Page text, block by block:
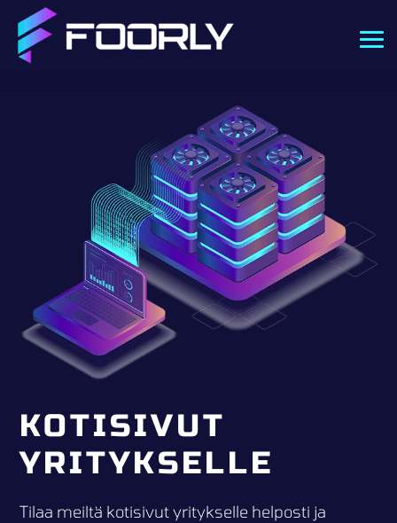
KOTISIVUT
YRITYKSELLE
Tilaa meiltä kotisivut yritykselle helposti ja